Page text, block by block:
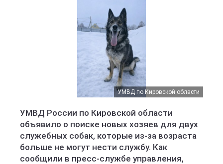
УМВД по Кировской области
УМВД России по Кировской области
объявило о поиске новых хозяев для двух
служебных собак, которые из-за возраста
больше не могут нести службу. Как
сообщили в пресс-службе управления,